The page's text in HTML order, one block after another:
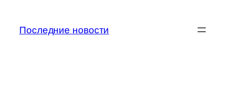
содержимому
Последние новости